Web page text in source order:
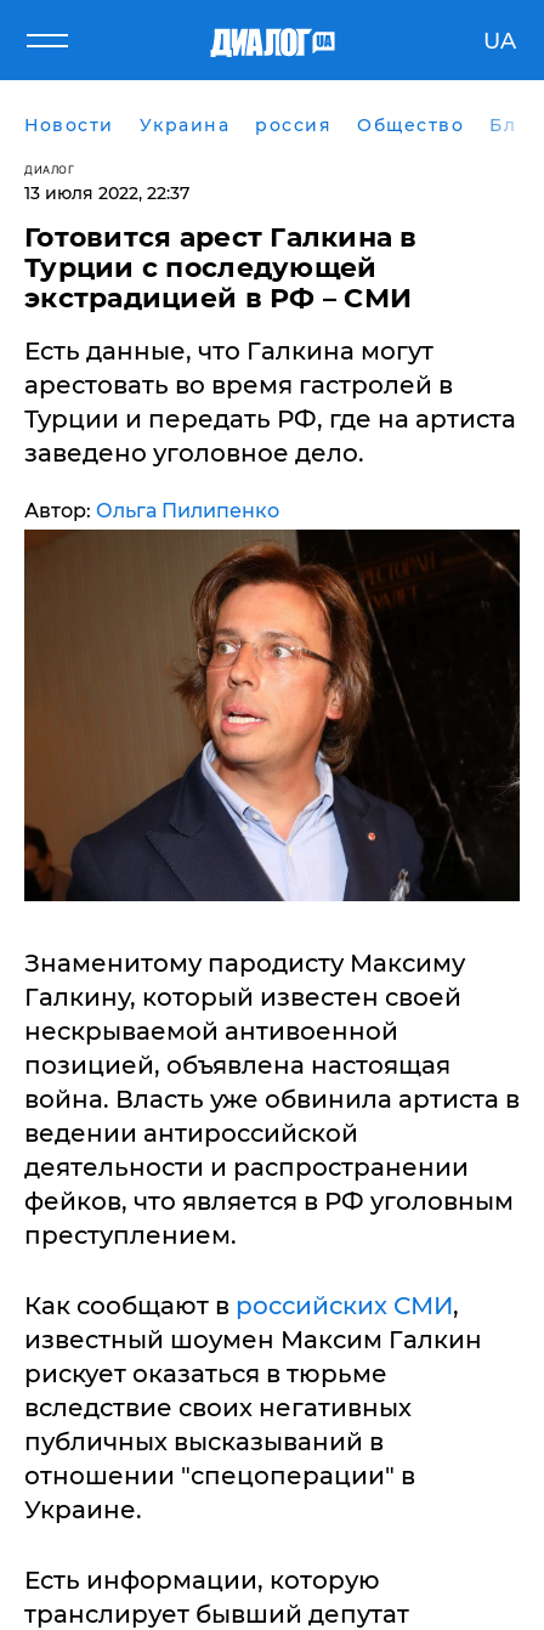
UA
Новости Украина россия Общество
ДИАЛОГ
13 июля 2022, 22:37
Готовится арест Галкина в
Турции с последующей
экстрадицией в РФ – СМИ
Есть данные, что Галкина могут
арестовать во время гастролей в
Турции и передать РФ, где на артиста
заведено уголовное дело.
Автор: Ольга Пилипенко
Знаменитому пародисту Максиму
Галкину, который известен своей
нескрываемой антивоенной
позицией, объявлена настоящая
война. Власть уже обвинила артиста в
ведении антироссийской
деятельности и распространении
фейков, что является в РФ уголовным
преступлением.
Как сообщают в российских СМИ,
известный шоумен Максим Галкин
рискует оказаться в тюрьме
вследствие своих негативных
публичных высказываний в
отношении "спецоперации" в
Украине.
Есть информации, которую
транслирует бывший депутат